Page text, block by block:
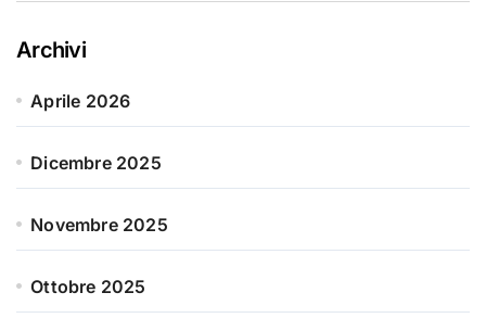
Archivi
Aprile 2026
Dicembre 2025
Novembre 2025
Ottobre 2025